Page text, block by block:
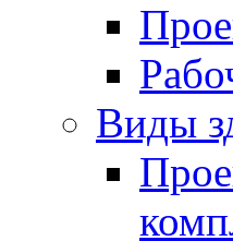
Виды